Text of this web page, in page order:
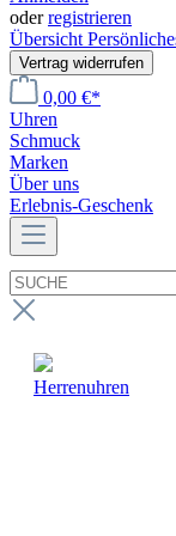
oderregistrieren
Übersicht
Vertrag widerrufen
0,00 €*
Uhren
Schmuck
Marken
Über uns
Erlebnis-Geschenk
Herrenuhren